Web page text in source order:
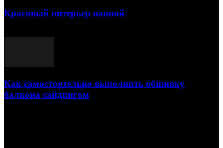
Красивый интерьер ванной
Как самостоятельно выполнить обшивку
балкона сайдингом